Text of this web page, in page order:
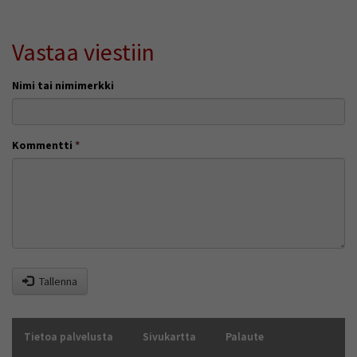
Vastaa viestiin
Nimi tai nimimerkki
Kommentti *
Tallenna
Tietoa palvelusta Sivukartta Palaute